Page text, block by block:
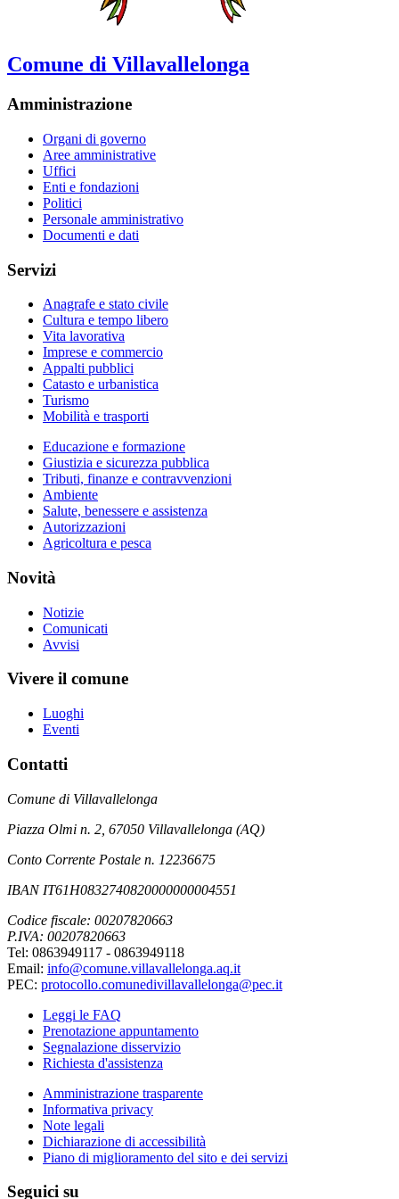
Comune di Villavallelonga
Amministrazione
Organi di governo
Aree amministrative
Uffici
Enti e fondazioni
Politici
Personale amministrativo
Documenti e dati
Servizi
Anagrafe e stato civile
Cultura e tempo libero
Vita lavorativa
Imprese e commercio
Appalti pubblici
Catasto e urbanistica
Turismo
Mobilità e trasporti
Educazione e formazione
Giustizia e sicurezza pubblica
Tributi, finanze e contravvenzioni
Ambiente
Salute, benessere e assistenza
Autorizzazioni
Agricoltura e pesca
Novità
Notizie
Comunicati
Avvisi
Vivere il comune
Luoghi
Eventi
Contatti
Comune di Villavallelonga
Piazza Olmi n. 2, 67050 Villavallelonga (AQ)
Conto Corrente Postale n. 12236675
IBAN IT61H0832740820000000004551
Codice fiscale: 00207820663
P.IVA: 00207820663
Tel: 0863949117 - 0863949118
Email: info@comune.villavallelonga.aq.it
PEC: protocollo.comunedivillavallelonga@pec.it
Leggi le FAQ
Prenotazione appuntamento
Segnalazione disservizio
Richiesta d'assistenza
Amministrazione trasparente
Informativa privacy
Note legali
Dichiarazione di accessibilità
Piano di miglioramento del sito e dei servizi
Seguici su